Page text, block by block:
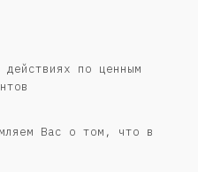
действиях по ценным
Вас о том, что в